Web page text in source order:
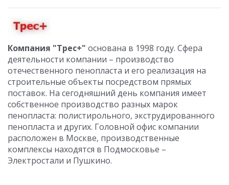
Компания "Трес+" основана в 1998 году. Сфера
деятельности компании – производство
отечественного пенопласта и его реализация на
строительные объекты посредством прямых
поставок. На сегодняшний день компания имеет
собственное производство разных марок
пенопласта: полистирольного, экструдированного
пенопласта и других. Головной офис компании
расположен в Москве, производственные
комплексы находятся в Подмосковье –
Электростали и Пушкино.